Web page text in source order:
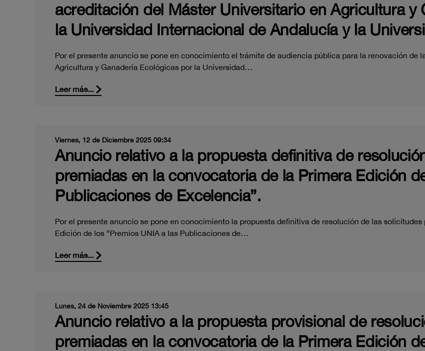
acreditación del Máster Universitario en Agricultura y
la Universidad Internacional de Andalucía y la
Por el presente anuncio se pone en conocimiento el trámite de audiencia pública para la renovación de
Agricultura y Ganadería Ecológicas por la Universidad…
Leer más...
Viernes, 12 de Diciembre 2025 09:34
Anuncio relativo a la propuesta definitiva de
premiadas en la convocatoria de la Primera Edición
Publicaciones de Excelencia”.
Por el presente anuncio se pone en conocimiento la propuesta definitiva de resolución de las
Edición de los “Premios UNIA a las Publicaciones de…
Leer más...
Lunes, 24 de Noviembre 2025 13:45
Anuncio relativo a la propuesta provisional de
premiadas en la convocatoria de la Primera Edición